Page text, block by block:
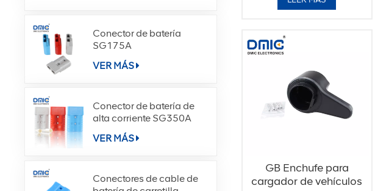
Conector de batería
SG175A
VER MÁS
Conector de batería de
alta corriente SG350A
VER MÁS
Conectores de cable de
GB Enchufe para
cargador de vehículos